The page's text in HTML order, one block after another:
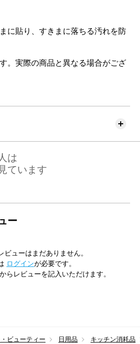
に貼り、すきまに落ちる汚れを防
。実際の商品と異なる場合がござ
は
ています
ー
ビューはまだありません。
ログインが必要です。
からレビューを記入いただけます。
ビューティー 日用品 キッチン消耗品